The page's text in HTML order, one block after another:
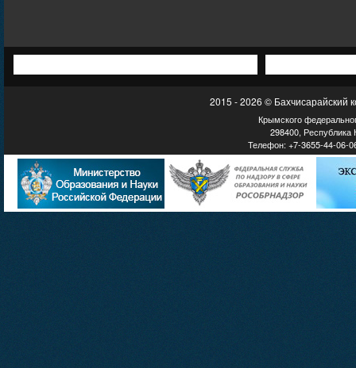
2015 - 2026 © Бахчисарайский
Крымского
298400, Республика
Телефон: +7-3655-44-06-